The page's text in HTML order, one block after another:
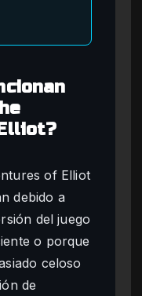
of Elliot
debido a
del juego
o porque
celoso
de